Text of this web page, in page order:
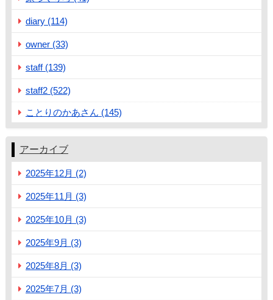
diary (114)
owner (33)
staff (139)
staff2 (522)
ことりのかあさん (145)
アーカイブ
2025年12月 (2)
2025年11月 (3)
2025年10月 (3)
2025年9月 (3)
2025年8月 (3)
2025年7月 (3)